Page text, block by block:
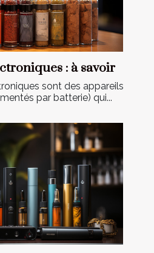
: à savoir
sont des appareils
par batterie) qui...